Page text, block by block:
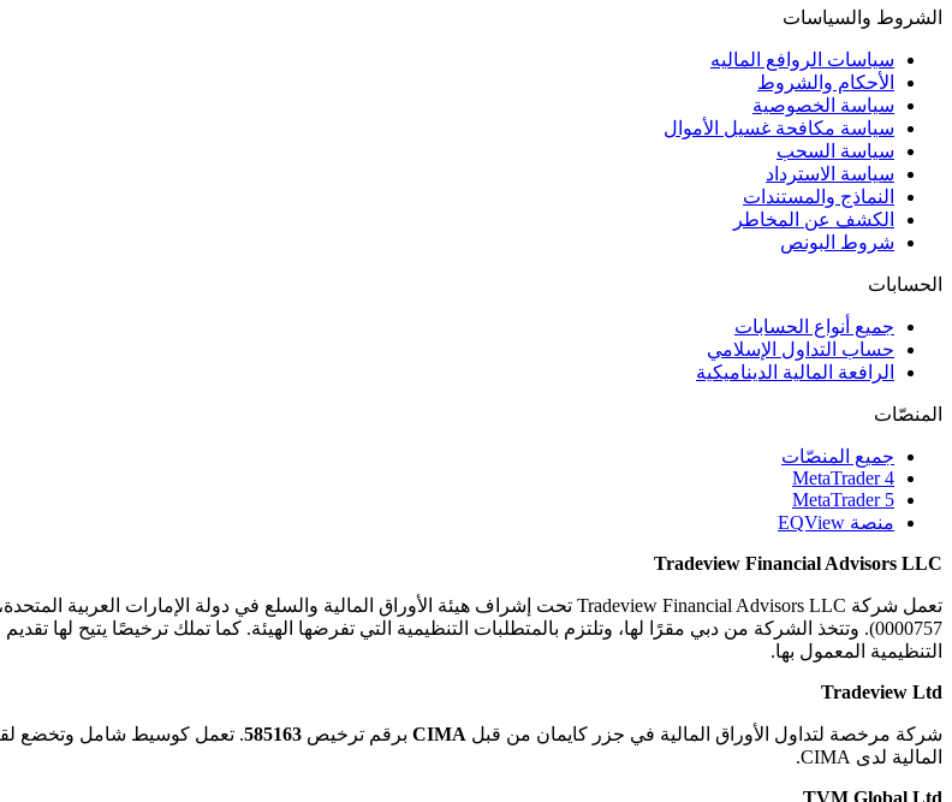
الشروط والسياسات
سياسات الروافع الماليه
الأحكام والشروط
سياسة الخصوصية
سياسة مكافحة غسيل الأموال
سياسة السحب
سياسة الاسترداد
النماذج والمستندات
الكشف عن المخاطر
شروط البونص
الحسابات
جميع أنواع الحسابات
حساب التداول الإسلامي
الرافعة المالية الديناميكية
المنصّات
جميع المنصّات
MetaTrader 4
MetaTrader 5
منصة EQView
Tradeview Financial Advisors LLC
0000757). وتتخذ الشركة من دبي مقرًا لها، وتلتزم بالمتطلبات التنظيمية التي تفرضها الهيئة. كما تملك ترخيصًا يتيح لها
التنظيمية المعمول بها.
Tradeview Ltd
شركة مرخصة لتداول الأوراق المالية في جزر كايمان من قبل CIMA برقم ترخيص 585163
المالية لدى CIMA.
TVM Global Ltd